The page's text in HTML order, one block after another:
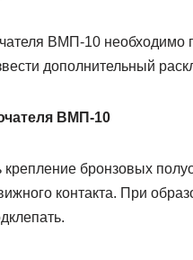
ВМП-10 необходимо
дополнительный
ВМП-10
крепление бронзовых
контакта. При